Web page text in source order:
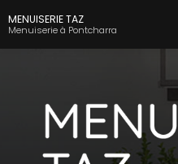
au
contenu
principal
MENUISERIE TAZ
Menuiserie à Pontcharra